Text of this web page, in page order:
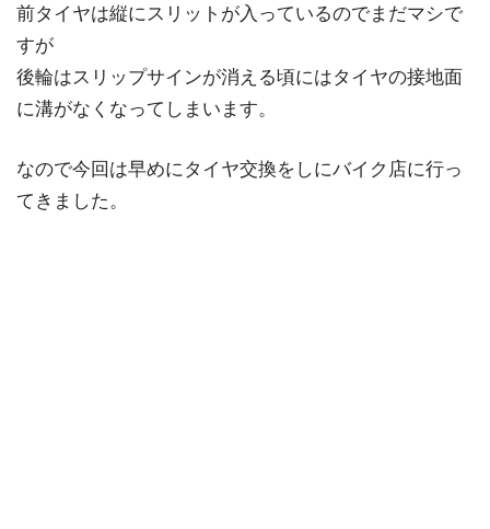
前タイヤは縦にスリットが入っているのでまだマシで
すが
後輪はスリップサインが消える頃にはタイヤの接地面
に溝がなくなってしまいます。
なので今回は早めにタイヤ交換をしにバイク店に行っ
てきました。